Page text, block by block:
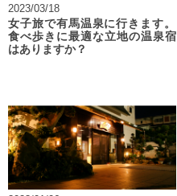
2023/03/18
女子旅で有馬温泉に行きます。
食べ歩きに最適な立地の温泉宿
はありますか？